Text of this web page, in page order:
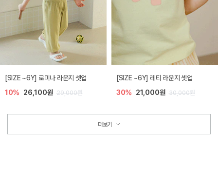
[SIZE ~6Y] 로미나 라운지 셋업
10% 26,100원 29,000원
[SIZE ~6Y] 레티 라운지 셋업
30% 21,000원 30,000원
더보기